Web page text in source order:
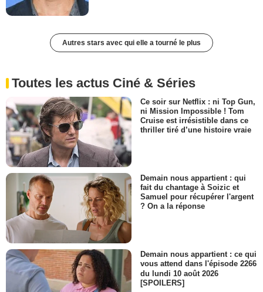
Autres stars avec qui elle a tourné le plus
Toutes les actus Ciné & Séries
Ce soir sur Netflix : ni Top Gun,
ni Mission Impossible ! Tom
Cruise est irrésistible dans ce
thriller tiré d’une histoire vraie
Demain nous appartient : qui
fait du chantage à Soizic et
Samuel pour récupérer l'argent
? On a la réponse
Demain nous appartient : ce qui
vous attend dans l'épisode 2266
du lundi 10 août 2026
[SPOILERS]